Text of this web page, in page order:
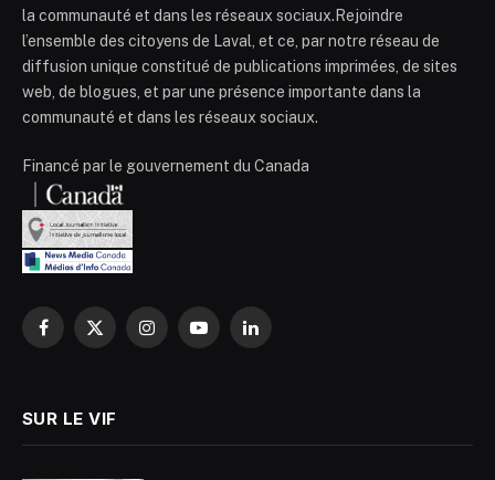
la communauté et dans les réseaux sociaux.Rejoindre
l’ensemble des citoyens de Laval, et ce, par notre réseau de
diffusion unique constitué de publications imprimées, de sites
web, de blogues, et par une présence importante dans la
communauté et dans les réseaux sociaux.
Financé par le gouvernement du Canada
Facebook
X
InstagramYouTubeLinkedIn
SUR LE VIF